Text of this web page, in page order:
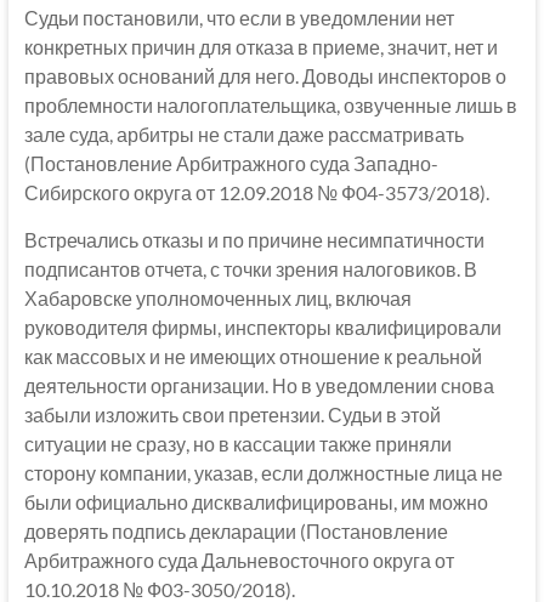
Судьи постановили, что если в уведомлении нет
конкретных причин для отказа в приеме, значит, нет и
правовых оснований для него. Доводы инспекторов о
проблемности налогоплательщика, озвученные лишь в
зале суда, арбитры не стали даже рассматривать
(Постановление Арбитражного суда Западно-
Сибирского округа от 12.09.2018 № Ф04-3573/2018).
Встречались отказы и по причине несимпатичности
подписантов отчета, с точки зрения налоговиков. В
Хабаровске уполномоченных лиц, включая
руководителя фирмы, инспекторы квалифицировали
как массовых и не имеющих отношение к реальной
деятельности организации. Но в уведомлении снова
забыли изложить свои претензии. Судьи в этой
ситуации не сразу, но в кассации также приняли
сторону компании, указав, если должностные лица не
были официально дисквалифицированы, им можно
доверять подпись декларации (Постановление
Арбитражного суда Дальневосточного округа от
10.10.2018 № Ф03-3050/2018).